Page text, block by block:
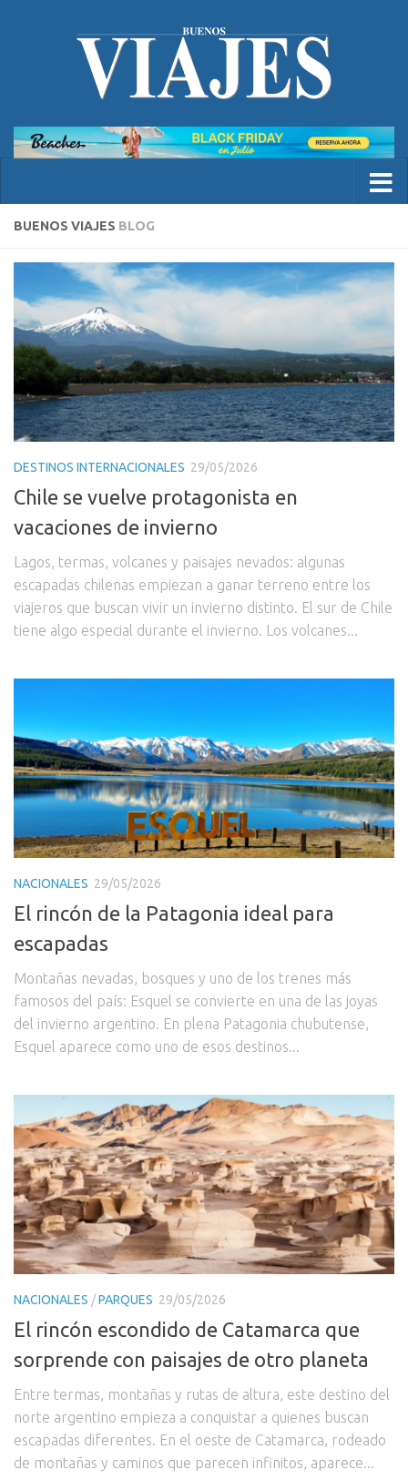
BUENOS VIAJES BLOG
DESTINOS INTERNACIONALES 29/05/2026
Chile se vuelve protagonista en
vacaciones de invierno
Lagos, termas, volcanes y paisajes nevados: algunas
escapadas chilenas empiezan a ganar terreno entre los
viajeros que buscan vivir un invierno distinto. El sur de Chile
tiene algo especial durante el invierno. Los volcanes...
NACIONALES 29/05/2026
El rincón de la Patagonia ideal para
escapadas
Montañas nevadas, bosques y uno de los trenes más
famosos del país: Esquel se convierte en una de las joyas
del invierno argentino. En plena Patagonia chubutense,
Esquel aparece como uno de esos destinos...
NACIONALES /PARQUES 29/05/2026
El rincón escondido de Catamarca que
sorprende con paisajes de otro planeta
Entre termas, montañas y rutas de altura, este destino del
norte argentino empieza a conquistar a quienes buscan
escapadas diferentes. En el oeste de Catamarca, rodeado
de montañas y caminos que parecen infinitos, aparece...